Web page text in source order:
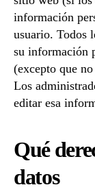
información
usuario. Todos
su información
(excepto que
Los
editar esa
Qué
datos